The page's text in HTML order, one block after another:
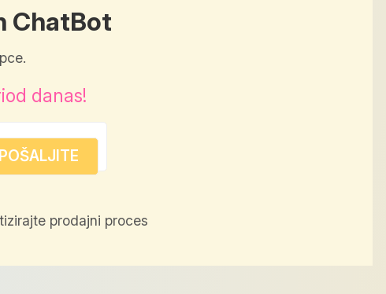
ChatBot
danas!
prodajni proces